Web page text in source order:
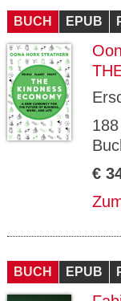
BUCH EPUB
€
BUCH EPUB